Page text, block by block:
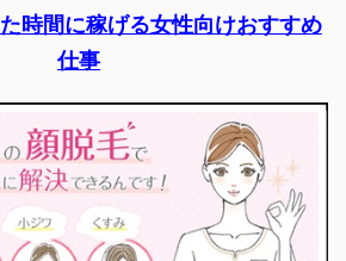
時間に稼げる女性向けおすすめ
仕事